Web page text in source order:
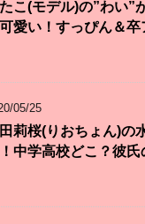
こ(モデル)の”わい”
愛い！すっぴん＆卒
05/25
莉桜(りおちょん)の
中学高校どこ？彼氏